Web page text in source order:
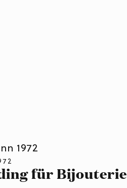
für Bijouterie